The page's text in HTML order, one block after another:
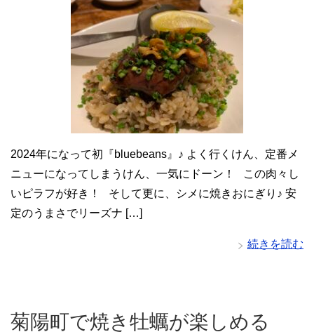
2024年になって初『bluebeans』♪ よく行くけん、定番メ
ニューになってしまうけん、一気にドーン！ この肉々し
いピラフが好き！ そして更に、シメに焼きおにぎり♪ 安
定のうまさでリーズナ […]
続きを読む
菊陽町で焼き牡蠣が楽しめる